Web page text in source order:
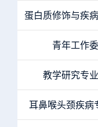
蛋白质修饰与疾
青年工作
教学研究专
耳鼻喉头颈疾病